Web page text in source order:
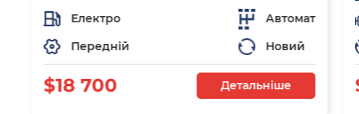
Електро
Автомат
Передній
Новий
$18 700 Детальніше